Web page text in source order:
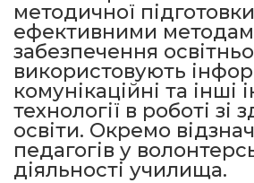
методичної
ефективними
забезпечення
використовують
комунікаційні та інші
технології в роботі зі
освіти. Окремо
педагогів у
діяльності училища.